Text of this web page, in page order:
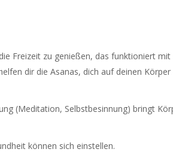
Freizeit zu genießen, das funktioniert mit
dir die Asanas, dich auf deinen
(Meditation, Selbstbesinnung) bringt
können sich einstellen.